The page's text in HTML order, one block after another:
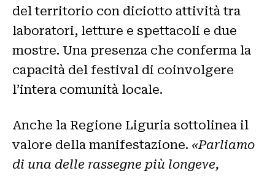
del territorio con diciotto attività tra
laboratori, letture e spettacoli e due
mostre. Una presenza che conferma la
capacità del festival di coinvolgere
l’intera comunità locale.
Anche la Regione Liguria sottolinea il
valore della manifestazione. «Parliamo
di una delle rassegne più longeve,